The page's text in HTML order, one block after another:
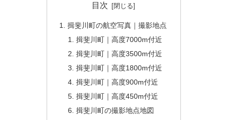
目次
揖斐川町の航空写真｜撮影地点
揖斐川町｜高度7000m付近
揖斐川町｜高度3500m付近
揖斐川町｜高度1800m付近
揖斐川町｜高度900m付近
揖斐川町｜高度450m付近
揖斐川町の撮影地点地図